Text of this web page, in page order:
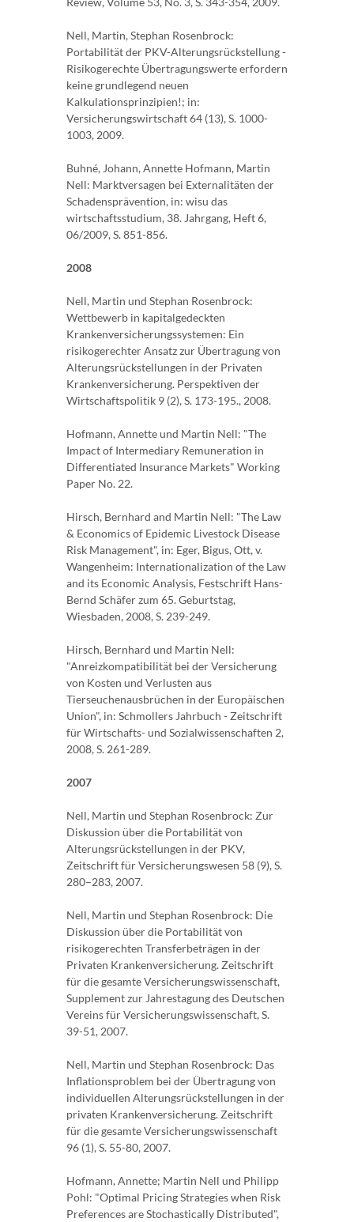
Nell, Martin, Stephan Rosenbrock:
Portabilität der PKV-Alterungsrückstellung -
Risikogerechte Übertragungswerte erfordern
keine grundlegend neuen
Kalkulationsprinzipien!; in:
Versicherungswirtschaft 64 (13), S. 1000-
1003, 2009.
Buhné, Johann, Annette Hofmann, Martin
Nell: Marktversagen bei Externalitäten der
Schadensprävention, in: wisu das
wirtschaftsstudium, 38. Jahrgang, Heft 6,
06/2009, S. 851-856.
2008
Nell, Martin und Stephan Rosenbrock:
Wettbewerb in kapitalgedeckten
Krankenversicherungssystemen: Ein
risikogerechter Ansatz zur Übertragung von
Alterungsrückstellungen in der Privaten
Krankenversicherung. Perspektiven der
Wirtschaftspolitik 9 (2), S. 173-195., 2008.
Hofmann, Annette und Martin Nell: "The
Impact of Intermediary Remuneration in
Differentiated Insurance Markets" Working
Paper No. 22.
Hirsch, Bernhard and Martin Nell: "The Law
& Economics of Epidemic Livestock Disease
Risk Management", in: Eger, Bigus, Ott, v.
Wangenheim: Internationalization of the Law
and its Economic Analysis, Festschrift Hans-
Bernd Schäfer zum 65. Geburtstag,
Wiesbaden, 2008, S. 239-249.
Hirsch, Bernhard und Martin Nell:
"Anreizkompatibilität bei der Versicherung
von Kosten und Verlusten aus
Tierseuchenausbrüchen in der Europäischen
Union", in: Schmollers Jahrbuch - Zeitschrift
für Wirtschafts- und Sozialwissenschaften 2,
2008, S. 261-289.
2007
Nell, Martin und Stephan Rosenbrock: Zur
Diskussion über die Portabilität von
Alterungsrückstellungen in der PKV,
Zeitschrift für Versicherungswesen 58 (9), S.
280–283, 2007.
Nell, Martin und Stephan Rosenbrock: Die
Diskussion über die Portabilität von
risikogerechten Transferbeträgen in der
Privaten Krankenversicherung. Zeitschrift
für die gesamte Versicherungswissenschaft,
Supplement zur Jahrestagung des Deutschen
Vereins für Versicherungswissenschaft, S.
39-51, 2007.
Nell, Martin und Stephan Rosenbrock: Das
Inflationsproblem bei der Übertragung von
individuellen Alterungsrückstellungen in der
privaten Krankenversicherung. Zeitschrift
für die gesamte Versicherungswissenschaft
96 (1), S. 55-80, 2007.
Hofmann, Annette; Martin Nell und Philipp
Pohl: "Optimal Pricing Strategies when Risk
Preferences are Stochastically Distributed",